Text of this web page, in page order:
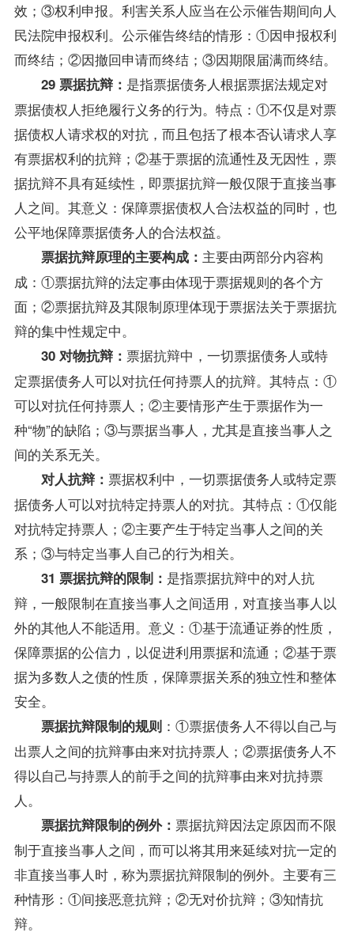
效；③权利申报。利害关系人应当在公示催告期间向人
民法院申报权利。公示催告终结的情形：①因申报权利
而终结；②因撤回申请而终结；③因期限届满而终结。
29 票据抗辩： 是指票据债务人根据票据法规定对
票据债权人拒绝履行义务的行为。特点：①不仅是对票
据债权人请求权的对抗，而且包括了根本否认请求人享
有票据权利的抗辩；②基于票据的流通性及无因性，票
据抗辩不具有延续性，即票据抗辩一般仅限于直接当事
人之间。其意义：保障票据债权人合法权益的同时，也
公平地保障票据债务人的合法权益。
票据抗辩原理的主要构成： 主要由两部分内容构
成：①票据抗辩的法定事由体现于票据规则的各个方
面；②票据抗辩及其限制原理体现于票据法关于票据抗
辩的集中性规定中。
30 对物抗辩： 票据抗辩中，一切票据债务人或特
定票据债务人可以对抗任何持票人的抗辩。其特点：①
可以对抗任何持票人；②主要情形产生于票据作为一
种“物”的缺陷；③与票据当事人，尤其是直接当事人之
间的关系无关。
对人抗辩： 票据权利中，一切票据债务人或特定票
据债务人可以对抗特定持票人的对抗。其特点：①仅能
对抗特定持票人；②主要产生于特定当事人之间的关
系；③与特定当事人自己的行为相关。
31 票据抗辩的限制： 是指票据抗辩中的对人抗
辩，一般限制在直接当事人之间适用，对直接当事人以
外的其他人不能适用。意义：①基于流通证券的性质，
保障票据的公信力，以促进利用票据和流通；②基于票
据为多数人之债的性质，保障票据关系的独立性和整体
安全。
票据抗辩限制的规则：①票据债务人不得以自己与
出票人之间的抗辩事由来对抗持票人；②票据债务人不
得以自己与持票人的前手之间的抗辩事由来对抗持票
人。
票据抗辩限制的例外： 票据抗辩因法定原因而不限
制于直接当事人之间，而可以将其用来延续对抗一定的
非直接当事人时，称为票据抗辩限制的例外。主要有三
种情形：①间接恶意抗辩；②无对价抗辩；③知情抗
辩。